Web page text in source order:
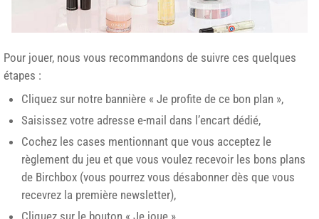
Pour jouer, nous vous recommandons de suivre ces quelques
étapes :
Cliquez sur notre bannière « Je profite de ce bon plan »,
Saisissez votre adresse e-mail dans l’encart dédié,
Cochez les cases mentionnant que vous acceptez le
règlement du jeu et que vous voulez recevoir les bons plans
de Birchbox (vous pourrez vous désabonner dès que vous
recevrez la première newsletter),